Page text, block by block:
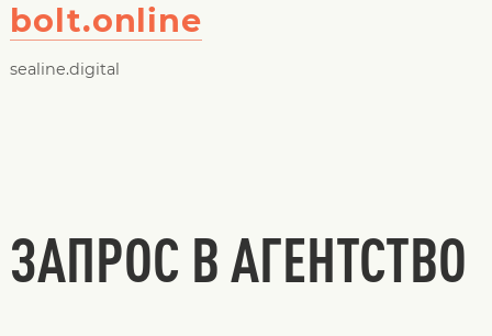
bolt.online
sealine.digital
ЗАПРОС В АГЕНТСТВО